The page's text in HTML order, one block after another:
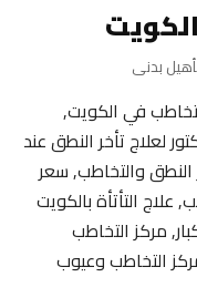
بدنى
في الكويت,
لعلاج تأخر النطق عند
النطق والتخاطب, سعر
للتخاطب, علاج التأتأة بالكويت
مركز التخاطب
التخاطب وعيوب